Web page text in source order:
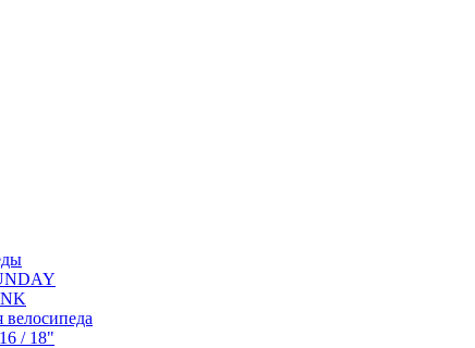
велосипеда
/ 18"